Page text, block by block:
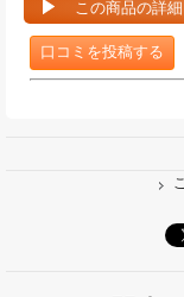
この商品の詳細
口コミを投稿する